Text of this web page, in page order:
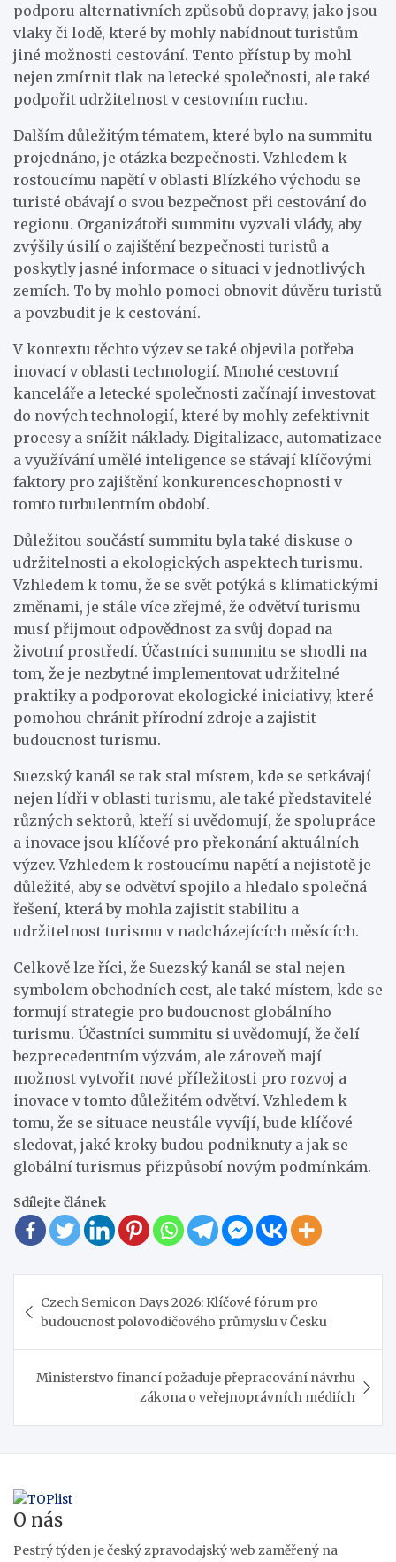
podporu alternativních způsobů dopravy, jako jsou
vlaky či lodě, které by mohly nabídnout turistům
jiné možnosti cestování. Tento přístup by mohl
nejen zmírnit tlak na letecké společnosti, ale také
podpořit udržitelnost v cestovním ruchu.
Dalším důležitým tématem, které bylo na summitu
projednáno, je otázka bezpečnosti. Vzhledem k
rostoucímu napětí v oblasti Blízkého východu se
turisté obávají o svou bezpečnost při cestování do
regionu. Organizátoři summitu vyzvali vlády, aby
zvýšily úsilí o zajištění bezpečnosti turistů a
poskytly jasné informace o situaci v jednotlivých
zemích. To by mohlo pomoci obnovit důvěru turistů
a povzbudit je k cestování.
V kontextu těchto výzev se také objevila potřeba
inovací v oblasti technologií. Mnohé cestovní
kanceláře a letecké společnosti začínají investovat
do nových technologií, které by mohly zefektivnit
procesy a snížit náklady. Digitalizace, automatizace
a využívání umělé inteligence se stávají klíčovými
faktory pro zajištění konkurenceschopnosti v
tomto turbulentním období.
Důležitou součástí summitu byla také diskuse o
udržitelnosti a ekologických aspektech turismu.
Vzhledem k tomu, že se svět potýká s klimatickými
změnami, je stále více zřejmé, že odvětví turismu
musí přijmout odpovědnost za svůj dopad na
životní prostředí. Účastníci summitu se shodli na
tom, že je nezbytné implementovat udržitelné
praktiky a podporovat ekologické iniciativy, které
pomohou chránit přírodní zdroje a zajistit
budoucnost turismu.
Suezský kanál se tak stal místem, kde se setkávají
nejen lídři v oblasti turismu, ale také představitelé
různých sektorů, kteří si uvědomují, že spolupráce
a inovace jsou klíčové pro překonání aktuálních
výzev. Vzhledem k rostoucímu napětí a nejistotě je
důležité, aby se odvětví spojilo a hledalo společná
řešení, která by mohla zajistit stabilitu a
udržitelnost turismu v nadcházejících měsících.
Celkově lze říci, že Suezský kanál se stal nejen
symbolem obchodních cest, ale také místem, kde se
formují strategie pro budoucnost globálního
turismu. Účastníci summitu si uvědomují, že čelí
bezprecedentním výzvám, ale zároveň mají
možnost vytvořit nové příležitosti pro rozvoj a
inovace v tomto důležitém odvětví. Vzhledem k
tomu, že se situace neustále vyvíjí, bude klíčové
sledovat, jaké kroky budou podniknuty a jak se
globální turismus přizpůsobí novým podmínkám.
Sdílejte článek
pro
příspěvek
Czech Semicon Days 2026: Klíčové fórum pro
budoucnost polovodičového průmyslu v Česku
Ministerstvo financí požaduje přepracování návrhu
zákona o veřejnoprávních médiích
O nás
Pestrý týden je český zpravodajský web zaměřený na